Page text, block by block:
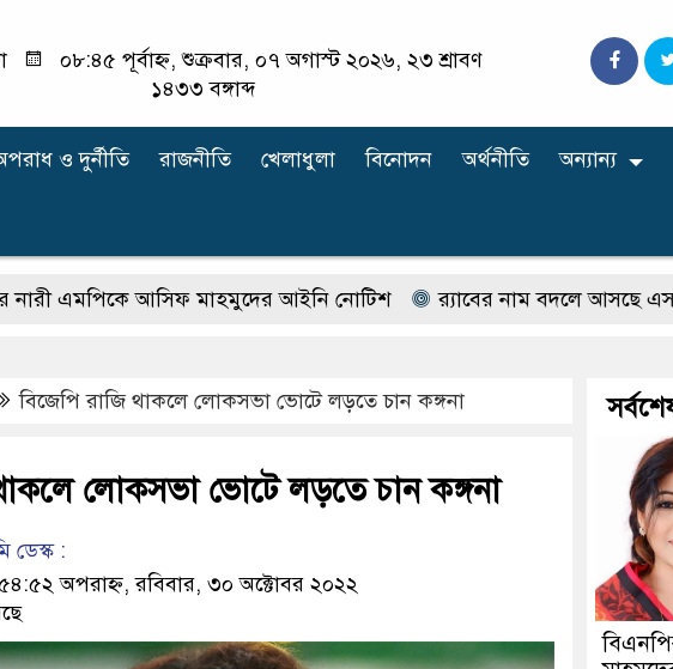
০৮:৪৫ পূর্বাহ্ন, শুক্রবার, ০৭ অগাস্ট ২০২৬, ২৩ শ্রাবণ
১৪৩৩ বঙ্গাব্দ
‍ও দুর্নীতি রাজনীতি খেলাধুলা বিনোদন অর্থনীতি অন্যান্য
আসিফ মাহমুদের আইনি নোটিশ র‍্যাবের নাম বদলে আসছে এসআরবি
বিজেপি রাজি থাকলে লোকসভা ভোটে লড়তে চান কঙ্গনা
লোকসভা ভোটে লড়তে চান কঙ্গনা
ডেস্ক :
অপরাহ্ন, রবিবার, ৩০ অক্টোবর ২০২২